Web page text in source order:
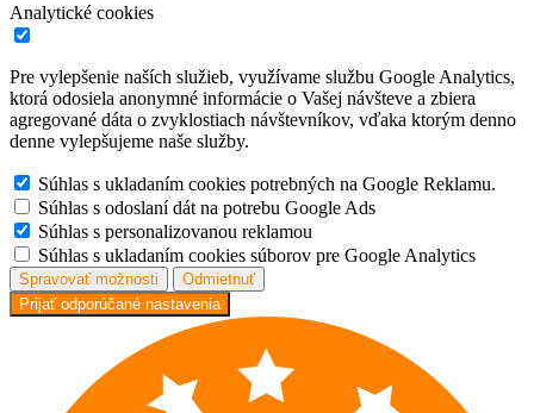
Analytické cookies
Pre vylepšenie naších služieb, využívame službu Google Analytics,
ktorá odosiela anonymné informácie o Vašej návšteve a zbiera
agregované dáta o zvyklostiach návštevníkov, vďaka ktorým denno
denne vylepšujeme naše služby.
Súhlas s ukladaním cookies potrebných na Google Reklamu.
Súhlas s odoslaní dát na potrebu Google Ads
Súhlas s personalizovanou reklamou
Súhlas s ukladaním cookies súborov pre Google Analytics
Spravovať možnosti
Odmietnuť
Prijať odporúčané nastavenia